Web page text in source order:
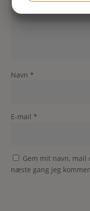
Navn *
E-mail *
Gem mit navn,
næste gang jeg